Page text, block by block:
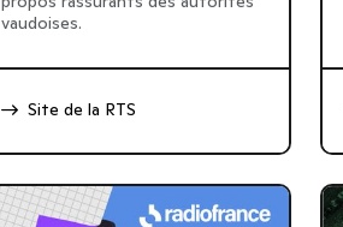
vaudoises.
Site de la RTS